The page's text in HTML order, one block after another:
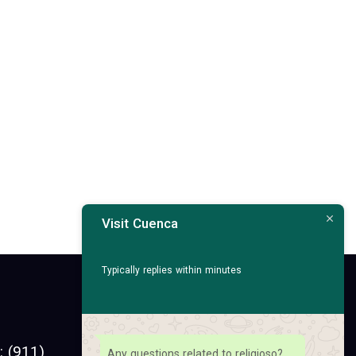
(911)
Instagram
Visit Cuenca
Typically replies within minutes
Any questions related to religioso?